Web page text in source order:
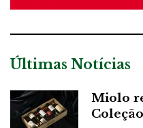
Últimas Notícias
Miolo